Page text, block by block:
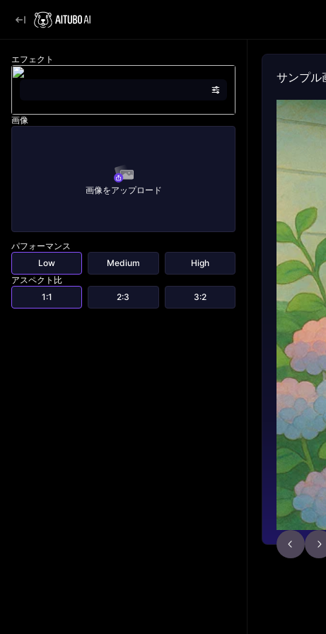
エフェクト
画像
画像をアップロード
パフォーマンス
Low
Medium
High
アスペクト比
1:1
2:3 3:2
サンプル